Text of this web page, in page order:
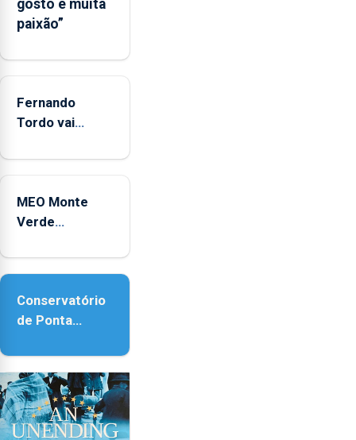
entre
2022
gosto e muita
paixão”
Fernando
Tordo vai
anos de
Coliseu
Micaelense
MEO Monte
Verde
reforço da
Conservatório
de Ponta
contar com
novos
instrumentos